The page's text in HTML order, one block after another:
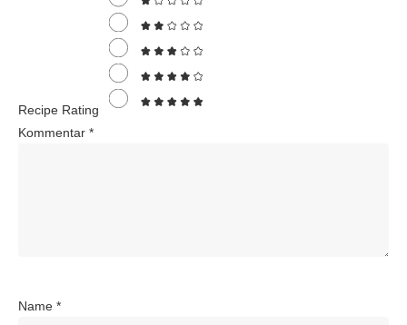
Recipe Rating
Kommentar *
Name *